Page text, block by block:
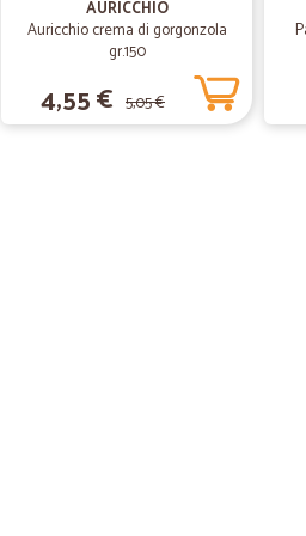
di merce di marca. Scontrino alla mano ho
prodotti costano di più di quelli di Cicalia.
molti sistemi di pagamento. Facile
AURICCHIO
Auricchio crema di gorgonzola
gr.150
4,55 € 5,05 €